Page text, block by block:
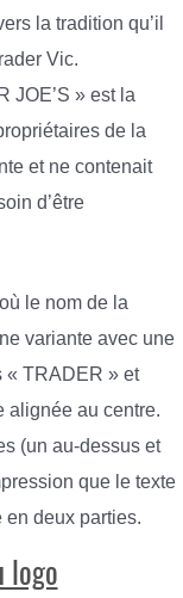
la tradition qu’il
Vic.
JOE’S » est la
de la
et ne contenait
d’être
le nom de la
variante avec une
« TRADER » et
alignée au centre.
(un au-dessus et
que le texte
en deux parties.
logo